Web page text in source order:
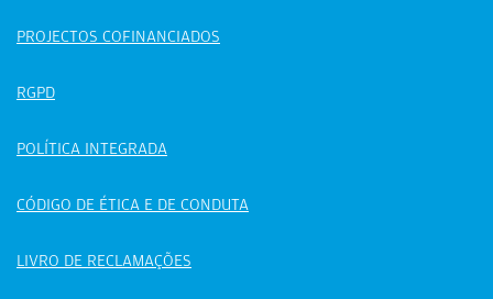
PROJECTOS COFINANCIADOS
RGPD
POLÍTICA INTEGRADA
CÓDIGO DE ÉTICA E DE CONDUTA
LIVRO DE RECLAMAÇÕES